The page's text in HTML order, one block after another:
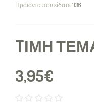
Προϊόντα που είδατε:1136
TΙΜΉ
3,95€